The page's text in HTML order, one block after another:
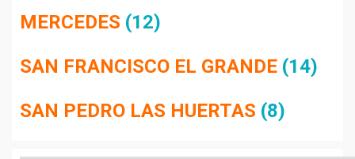
MERCEDES (12)
SAN FRANCISCO EL GRANDE (14)
SAN PEDRO LAS HUERTAS (8)